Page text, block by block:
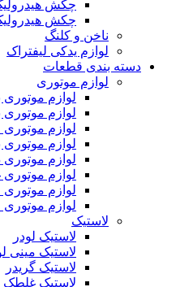
چکش
چکش
ناخن و کلنگ
لوازم یدکی لیفتراک
دسته بندی قطعات
لوازم موتوری
لوازم موتوری
لوازم موتوری
لوازم موتوری
لوازم موتوری
لوازم موتوری
لوازم
لوازم موتوری
لوازم موتوری
لاستیک
لاستیک لودر
لاستیک مینی
لاستیک گریدر
لاستیک غلطک